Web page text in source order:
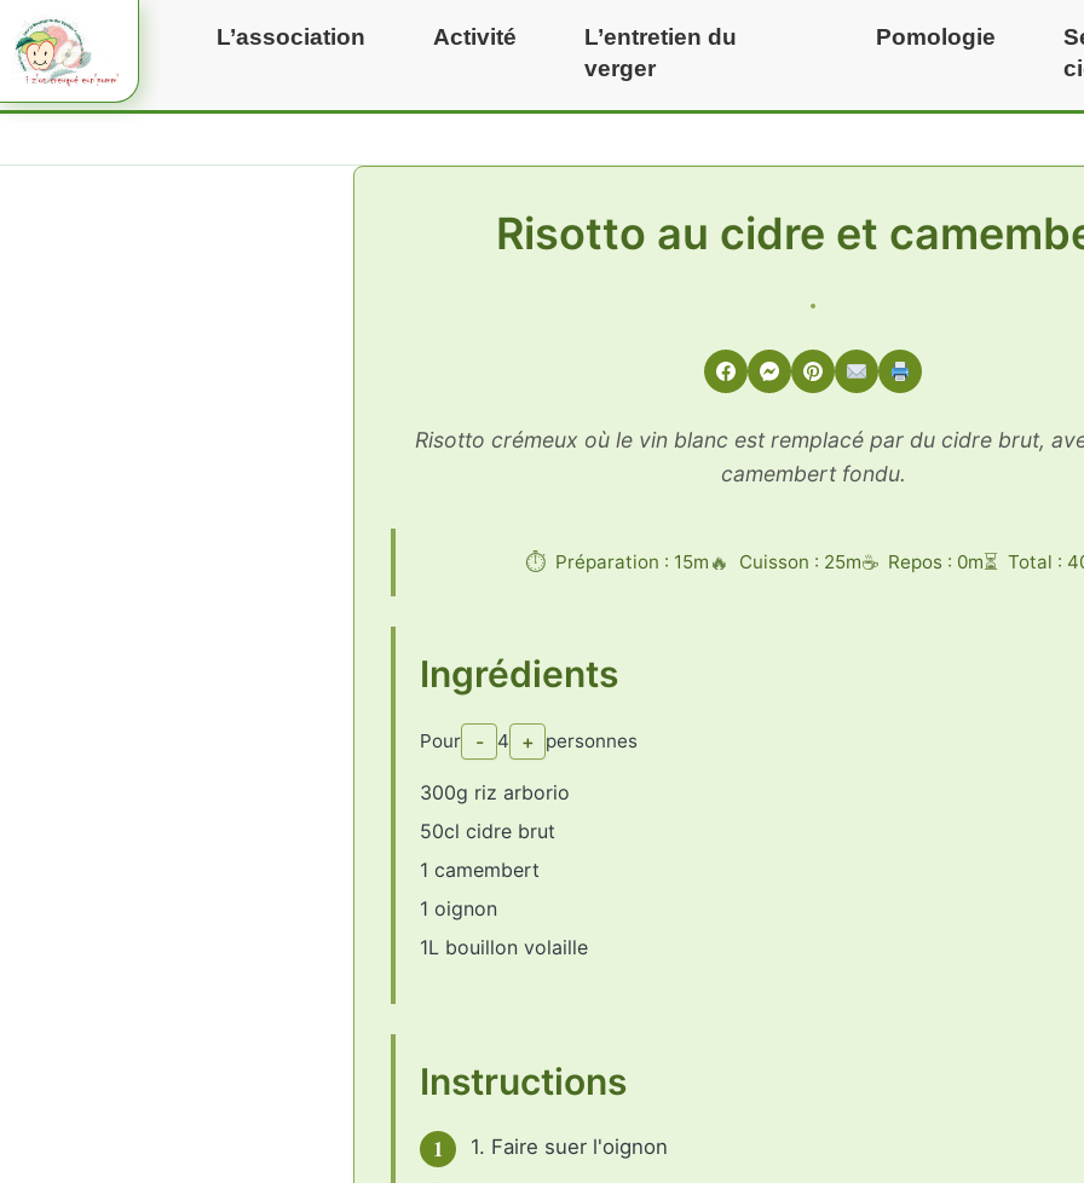
L’association Activité
L’entretien du
verger
Pomologie
Aller
au
contenu
Risotto au cidre et
Risotto crémeux où le vin blanc est remplacé par du cidre brut,
camembert fondu.
Préparation : 15m Cuisson : 25m Repos : 0m Total :
Ingrédients
Pour - 4 + personnes
300g riz arborio
50cl cidre brut
1 camembert
1 oignon
1L bouillon volaille
Instructions
1 1. Faire suer l'oignon